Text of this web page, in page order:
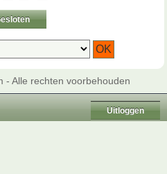
- Alle rechten voorbehouden
Uitloggen